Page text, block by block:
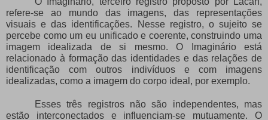
refere-se ao mundo das imagens, das representações
visuais e das identificações. Nesse registro, o sujeito se
percebe como um eu unificado e coerente, construindo uma
imagem idealizada de si mesmo. O Imaginário está
relacionado à formação das identidades e das relações de
identificação com outros indivíduos e com imagens
idealizadas, como a imagem do corpo ideal, por exemplo.
Esses três registros não são independentes, mas
estão interconectados e influenciam-se mutuamente. O